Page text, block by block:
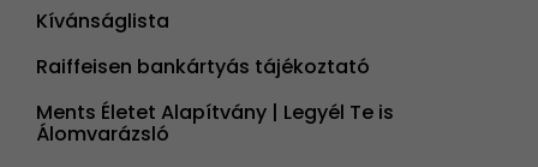
Kívánságlista
Raiffeisen bankártyás tájékoztató
Ments Életet Alapítvány | Legyél Te is
Álomvarázsló